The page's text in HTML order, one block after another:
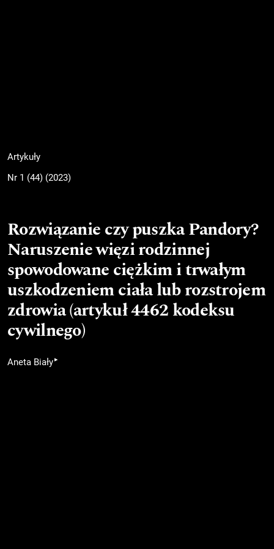
Artykuły
Nr 1 (44) (2023)
Rozwiązanie czy puszka Pandory?
Naruszenie więzi rodzinnej
spowodowane ciężkim i trwałym
uszkodzeniem ciała lub rozstrojem
zdrowia (artykuł 4462 kodeksu
cywilnego)
Aneta Biały▸